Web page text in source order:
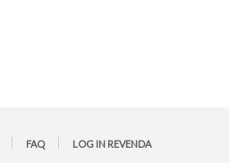
FAQ LOG IN REVENDA